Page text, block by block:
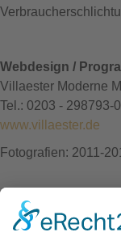
Webdesign /
Villaester Moderne
Tel.: 0203 - 298793-0
www.villaester.de
Fotografien: 2011-